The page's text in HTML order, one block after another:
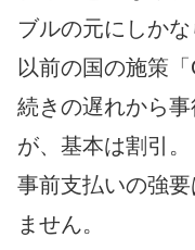
ブルの元にしかな
以前の国の施策
続きの遅れから
が、基本は割引。
事前支払いの強
ません。